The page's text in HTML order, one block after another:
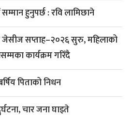
हुनुपर्छ : रवि लामिछाने
सप्ताह–२०२६ सुरु, महिलाको
कार्यक्रम गरिँदै
पिताको निधन
चार जना घाइते